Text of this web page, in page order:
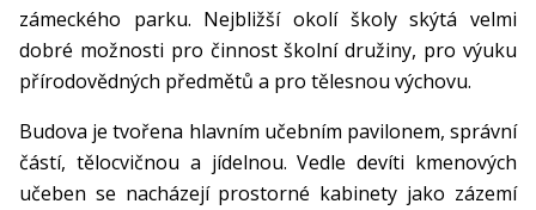
zámeckého parku. Nejbližší okolí školy skýtá velmi
dobré možnosti pro činnost školní družiny, pro výuku
přírodovědných předmětů a pro tělesnou výchovu.
Budova je tvořena hlavním učebním pavilonem, správní
částí, tělocvičnou a jídelnou. Vedle devíti kmenových
učeben se nacházejí prostorné kabinety jako zázemí